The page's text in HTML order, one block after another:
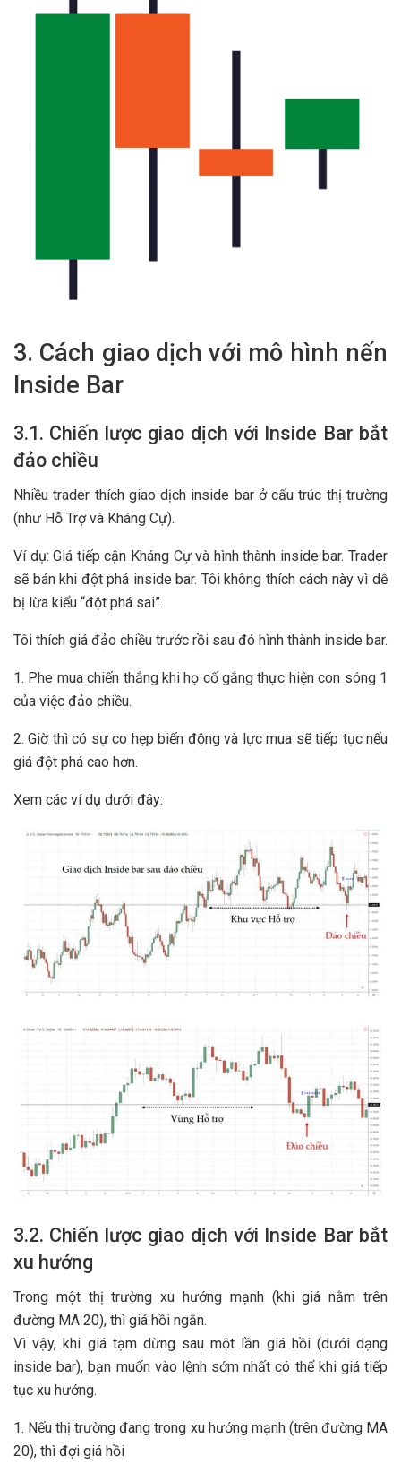
3. Cách giao dịch với mô hình nến
Inside Bar
3.1. Chiến lược giao dịch với Inside Bar bắt
đảo chiều
Nhiều trader thích giao dịch inside bar ở cấu trúc thị trường
(như Hỗ Trợ và Kháng Cự).
Ví dụ: Giá tiếp cận Kháng Cự và hình thành inside bar. Trader
sẽ bán khi đột phá inside bar. Tôi không thích cách này vì dễ
bị lừa kiểu “đột phá sai”.
Tôi thích giá đảo chiều trước rồi sau đó hình thành inside bar.
1. Phe mua chiến thắng khi họ cố gắng thực hiện con sóng 1
của việc đảo chiều.
2. Giờ thì có sự co hẹp biến động và lực mua sẽ tiếp tục nếu
giá đột phá cao hơn.
Xem các ví dụ dưới đây:
3.2. Chiến lược giao dịch với Inside Bar bắt
xu hướng
Trong một thị trường xu hướng mạnh (khi giá nằm trên
đường MA 20), thì giá hồi ngắn.
Vì vậy, khi giá tạm dừng sau một lần giá hồi (dưới dạng
inside bar), bạn muốn vào lệnh sớm nhất có thể khi giá tiếp
tục xu hướng.
1. Nếu thị trường đang trong xu hướng mạnh (trên đường MA
20), thì đợi giá hồi